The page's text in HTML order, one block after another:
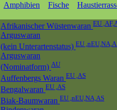
Amphibien Fische
Afrikanischer Wüstenwaran EU
Arguswaran
(kein Unterartenstatus) EU
Arguswaran
(Nominatform) AU
Auffenbergs Waran EU ,AS
Bengalwaran EU ,AS
Biak-Baumwaran EU ,nEU,NA,AS